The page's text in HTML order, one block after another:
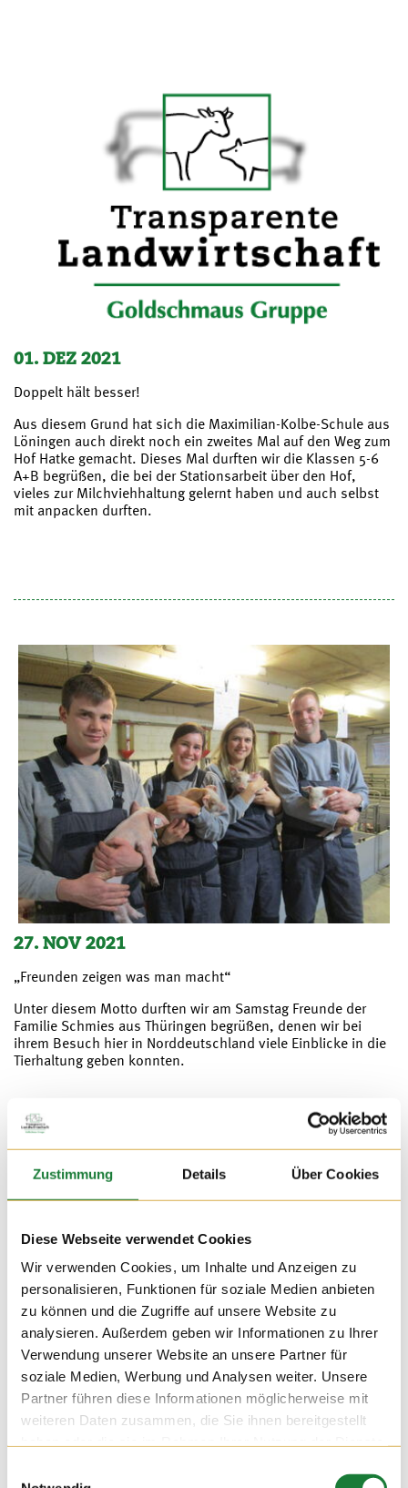
Zustimmung Details Über Cookies
Diese Webseite verwendet Cookies
Wir verwenden Cookies, um Inhalte und Anzeigen zu
personalisieren, Funktionen für soziale Medien anbieten
zu können und die Zugriffe auf unsere Website zu
analysieren. Außerdem geben wir Informationen zu Ihrer
Verwendung unserer Website an unsere Partner für
soziale Medien, Werbung und Analysen weiter. Unsere
Partner führen diese Informationen möglicherweise mit
weiteren Daten zusammen, die Sie ihnen bereitgestellt
01. DEZ 2021
Doppelt hält besser!
Aus diesem Grund hat sich die Maximilian-Kolbe-Schule aus
Löningen auch direkt noch ein zweites Mal auf den Weg zum
Hof Hatke gemacht. Dieses Mal durften wir die Klassen 5-6
A+B begrüßen, die bei der Stationsarbeit über den Hof,
vieles zur Milchviehhaltung gelernt haben und auch selbst
mit anpacken durften.
27. NOV 2021
„Freunden zeigen was man macht“
Unter diesem Motto durften wir am Samstag Freunde der
Familie Schmies aus Thüringen begrüßen, denen wir bei
ihrem Besuch hier in Norddeutschland viele Einblicke in die
Tierhaltung geben konnten.